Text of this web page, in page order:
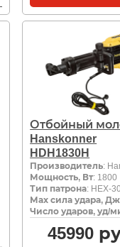
Отбойный
Hanskonner
HDH1830H
Производитель:
Мощность, Вт: 1800
Тип патрона: HEX-30
Мах сила удара, Дж
Число ударов, уд/
45990